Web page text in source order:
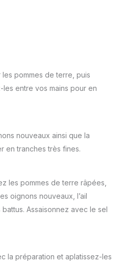
pommes de terre, puis
entre vos mains pour en
nouveaux ainsi que la
en tranches très fines.
les pommes de terre râpées,
oignons nouveaux, l’ail
Assaisonnez avec le sel
la préparation et aplatissez-les